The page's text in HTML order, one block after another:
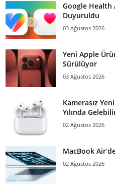
Google Health
Duyuruldu
03 Ağustos 2026
Yeni Apple
Sürülüyor
03 Ağustos 2026
Kamerasız
Yılında
02 Ağustos 2026
MacBook
02 Ağustos 2026